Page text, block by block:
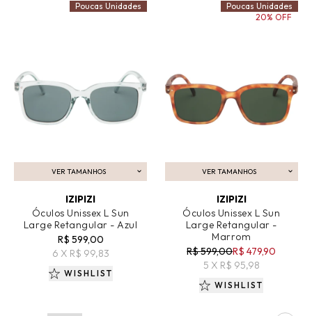
VER TAMANHOS
ADICIONAR AO CARRINHO
IZIPIZI
Óculos Unissex L Sun
Large Retangular - Azul
R$ 599,00
6 X R$ 99,83
Poucas Unidades
WISHLIST
VER TAMANHOS
ADICIONAR AO CARRINHO
IZIPIZI
Óculos Unissex L Sun
Large Retangular -
Marrom
R$ 599,00R$ 479,90
5 X R$ 95,98
Poucas Unidades
20% OFF
WISHLIST